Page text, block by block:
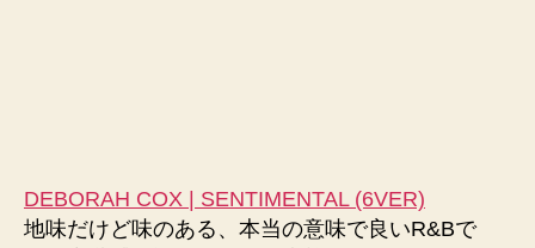
DEBORAH COX | SENTIMENTAL (6VER)
地味だけど味のある、本当の意味で良いR&Bで